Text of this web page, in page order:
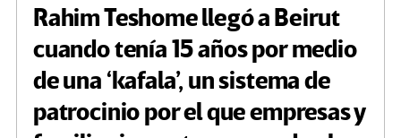
Rahim Teshome llegó a Beirut
cuando tenía 15 años por medio
de una ‘kafala’, un sistema de
patrocinio por el que empresas y